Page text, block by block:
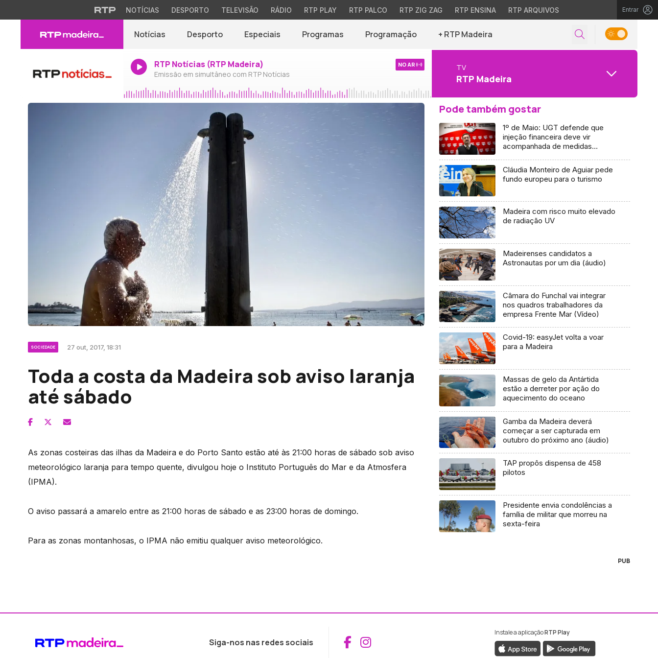
NOTÍCIAS DESPORTO TELEVISÃO RÁDIO RTP PLAY RTP PALCO RTP ZIG ZAG RTP ENSINA RTP ARQUIVOS Entrar
Notícias Desporto Especiais Programas Programação + RTP Madeira
RTP Notícias (RTP Madeira)
Emissão em simultâneo com RTP Notícias
NO AR TV
RTP Madeira
SOCIEDADE 27 out, 2017, 18:31
Toda a costa da Madeira sob aviso laranja
até sábado
As zonas costeiras das ilhas da Madeira e do Porto Santo estão até às 21:00 horas de sábado sob aviso
meteorológico laranja para tempo quente, divulgou hoje o Instituto Português do Mar e da Atmosfera
(IPMA).
O aviso passará a amarelo entre as 21:00 horas de sábado e as 23:00 horas de domingo.
Para as zonas montanhosas, o IPMA não emitiu qualquer aviso meteorológico.
Pode também gostar
1º de Maio: UGT defende que
injeção financeira deve vir
acompanhada de medidas
Cláudia Monteiro de Aguiar pede
fundo europeu para o turismo
Madeira com risco muito elevado
de radiação UV
Madeirenses candidatos a
Astronautas por um dia (áudio)
Câmara do Funchal vai integrar
nos quadros trabalhadores da
empresa Frente Mar (Vídeo)
Covid-19: easyJet volta a voar
para a Madeira
Massas de gelo da Antártida
estão a derreter por ação do
aquecimento do oceano
Gamba da Madeira deverá
começar a ser capturada em
outubro do próximo ano (áudio)
TAP propôs dispensa de 458
pilotos
Presidente envia condolências a
família de militar que morreu na
sexta-feira
PUB
Siga-nos nas redes sociais Aceder ao Facebook da RTP Madeira
Aceder ao Instagram da RTP Madeira
Instale a aplicaçãoRTP Play